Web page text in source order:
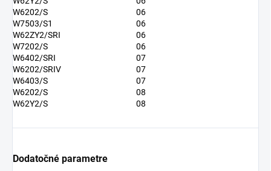
W6202/S
06
W7503/S1
06
W62ZY2/SRI
06
W7202/S
06
W6402/SRI
07
W6202/SRIV
07
W6403/S
07
W6202/S
08
W62Y2/S
08
Dodatočné parametre